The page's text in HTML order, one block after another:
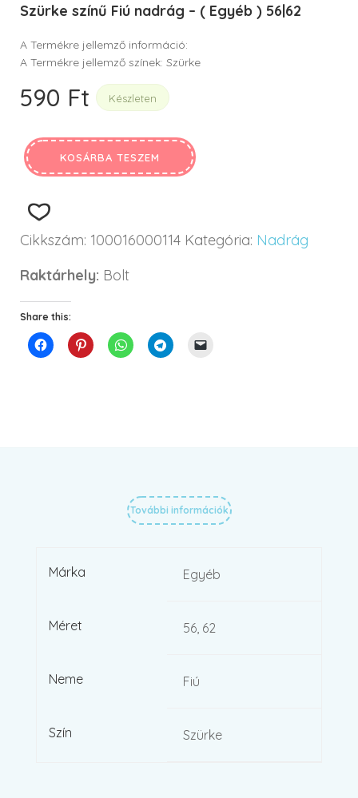
Szürke színű Fiú nadrág – ( Egyéb ) 56|62
A Termékre jellemző információ:
A Termékre jellemző színek: Szürke
590 Ft Készleten
KOSÁRBA TESZEM
Cikkszám: 100016000114 Kategória: Nadrág
Raktárhely: Bolt
Share this:
További információk
Márka Egyéb
Méret 56, 62
Neme Fiú
Szín Szürke